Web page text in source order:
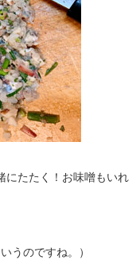
にたたく！お味噌もいれ
うのですね。）